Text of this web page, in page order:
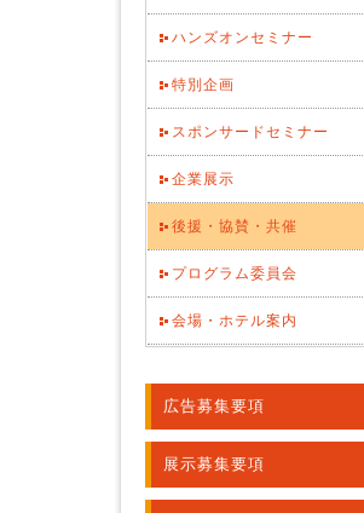
ハンズオンセミナー
特別企画
スポンサードセミナー
企業展示
後援・協賛・共催
プログラム委員会
会場・ホテル案内
広告募集要項
展示募集要項